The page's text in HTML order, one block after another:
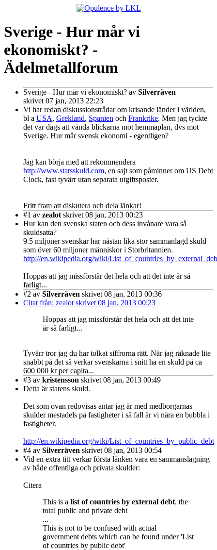
Sverige - Hur mår vi
ekonomiskt? -
Ädelmetallforum
Sverige - Hur mår vi ekonomiskt? av Silverräven
skrivet 07 jan, 2013 22:23
Vi har redan diskussionstrådar om krisande länder i världen,
bl a USA, Grekland, Spanien och Frankrike. Men jag tyckte
det var dags att vända blickarna mot hemmaplan, dvs mot
Sverige. Hur mår svensk ekonomi - egentligen?
Jag kan börja med att rekommendera
http://www.statsskuld.com, en sajt som påminner om US Debt
Clock, fast tyvärr utan separata utgiftsposter.
Fritt fram att diskutera och dela länkar!
#1 av zealot skrivet 08 jan, 2013 00:23
Hur kan den svenska staten och dess invånare vara så
skuldsatta?
9.5 miljoner svenskar har nästan lika stor sammanlagd skuld
som över 60 miljoner människor i Storbritannien.
http://en.wikipedia.org/wiki/
Hoppas att jag missförstår det hela och att det inte är så
farligt...
#2 av Silverräven skrivet 08 jan, 2013 00:36
Citat från: zealot skrivet 08 jan, 2013 00:23
Hoppas att jag missförstår det hela och att det inte
är så farligt...
Tyvärr tror jag du har tolkat siffrorna rätt. När jag räknade lite
snabbt på det så verkar svenskarna i snitt ha en skuld på ca
600 000 kr per capita...
#3 av kristensson skrivet 08 jan, 2013 00:49
Detta är statens skuld.
Det som ovan redovisas antar jag är med medborgarnas
skulder mestadels på fastigheter i så fall är vi nära en bubbla i
fastigheter.
http://en.wikipedia.org/wiki/List_of_countries_by_public_debt
#4 av Silverräven skrivet 08 jan, 2013 00:54
Vid en extra titt verkar första länken vara en sammanslagning
av både offentliga och privata skulder:
Citera
This is a list of countries by external debt, the
total public and private debt
...
This is not to be confused with actual
government debts which can be found under 'List
of countries by public debt'